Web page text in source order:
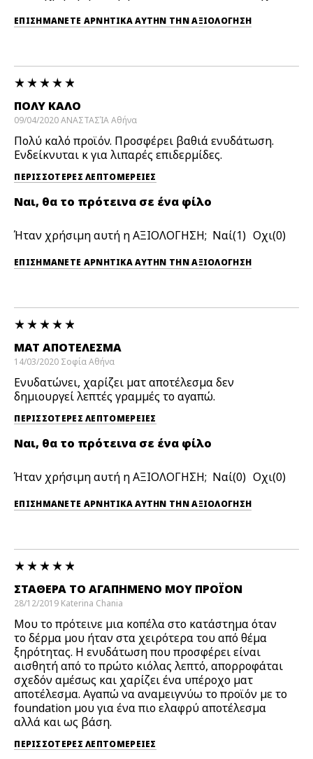
ΕΠΙΣΗΜΆΝΕΤΕ ΑΡΝΗΤΙΚΆ ΑΥΤΉΝ ΤΗΝ ΑΞΙΟΛΟΓΗΣΗ
ΠΟΛΎ ΚΑΛΌ
09/04/2020ΑΝΑΣΤΑΣΊΑΑθήνα
Πολύ καλό προϊόν. Προσφέρει βαθιά ενυδάτωση.
Ενδείκνυται κ για λιπαρές επιδερμίδες.
ΠΕΡΙΣΣΌΤΕΡΕΣ ΛΕΠΤΟΜΈΡΕΙΕΣ
Ναι, θα το πρότεινα σε ένα φίλο
Ήταν χρήσιμη αυτή η ΑΞΙΟΛΟΓΗΣΗ; 1 0
ΕΠΙΣΗΜΆΝΕΤΕ ΑΡΝΗΤΙΚΆ ΑΥΤΉΝ ΤΗΝ ΑΞΙΟΛΟΓΗΣΗ
ΜΑΤ ΑΠΟΤΈΛΕΣΜΑ
14/03/2020 ΣοφίαΑθήνα
Ενυδατώνει, χαρίζει ματ αποτέλεσμα δεν
δημιουργεί λεπτές γραμμές το αγαπώ.
ΠΕΡΙΣΣΌΤΕΡΕΣ ΛΕΠΤΟΜΈΡΕΙΕΣ
Ναι, θα το πρότεινα σε ένα φίλο
Ήταν χρήσιμη αυτή η ΑΞΙΟΛΟΓΗΣΗ; 0 0
ΕΠΙΣΗΜΆΝΕΤΕ ΑΡΝΗΤΙΚΆ ΑΥΤΉΝ ΤΗΝ ΑΞΙΟΛΟΓΗΣΗ
ΣΤΑΘΕΡΆ ΤΟ ΑΓΑΠΗΜΈΝΟ ΜΟΥ ΠΡΟΪΌΝ
28/12/2019 Katerina Chania
Μου το πρότεινε μια κοπέλα στο κατάστημα όταν
το δέρμα μου ήταν στα χειρότερα του από θέμα
ξηρότητας. Η ενυδάτωση που προσφέρει είναι
αισθητή από το πρώτο κιόλας λεπτό, απορροφάται
σχεδόν αμέσως και χαρίζει ένα υπέροχο ματ
αποτέλεσμα. Αγαπώ να αναμειγνύω το προϊόν με το
foundation μου για ένα πιο ελαφρύ αποτέλεσμα
αλλά και ως βάση.
ΠΕΡΙΣΣΌΤΕΡΕΣ ΛΕΠΤΟΜΈΡΕΙΕΣ